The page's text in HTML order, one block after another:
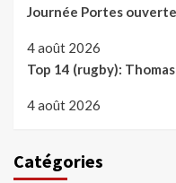
Journée Portes
4 août 2026
Top 14 (rugby):
4 août 2026
Catégories